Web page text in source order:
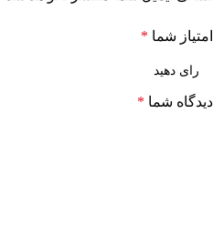
امتیاز شما *
دیدگاه شما *